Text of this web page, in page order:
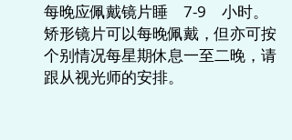
​每晚应佩戴镜片睡 7-9 小时。
矫形镜片可以每晚佩戴，但亦可按
个别情况每星期休息一至二晚，请
跟从视光师的安排。